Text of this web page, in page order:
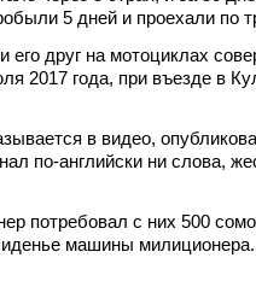
5 дней и проехали по
друг на мотоциклах
2017 года, при въезде в
в видео,
по-английски ни слова,
потребовал с них 500
машины милиционера.